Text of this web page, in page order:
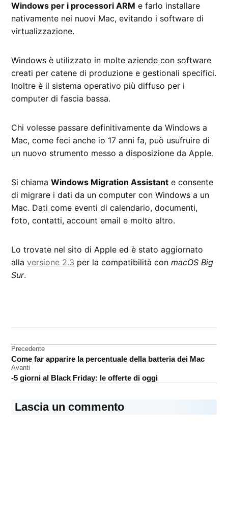
Windows per i processori ARM e farlo installare
nativamente nei nuovi Mac, evitando i software di
virtualizzazione.
Windows è utilizzato in molte aziende con software
creati per catene di produzione e gestionali specifici.
Inoltre è il sistema operativo più diffuso per i
computer di fascia bassa.
Chi volesse passare definitivamente da Windows a
Mac, come feci anche io 17 anni fa, può usufruire di
un nuovo strumento messo a disposizione da Apple.
Si chiamaWindows Migration Assistant e consente
di migrare i dati da un computer con Windows a un
Mac. Dati come eventi di calendario, documenti,
foto, contatti, account email e molto altro.
Lo trovate nel sito di Apple ed è stato aggiornato
allaversione 2.3 per la compatibilità conmacOS Big
Sur.
Windows
Navigazione
articoli
Precedente
Come far apparire la percentuale della batteria dei Mac
Avanti
-5 giorni al Black Friday: le offerte di oggi
Lascia un commento